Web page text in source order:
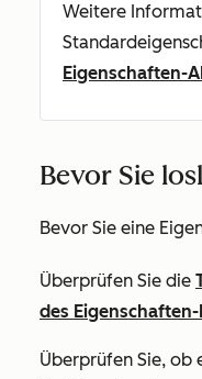
Weitere
Eigenschaften-
Bevor Sie
Bevor Sie eine
Überprüfen Sie die
des
Überprüfen Sie, ob